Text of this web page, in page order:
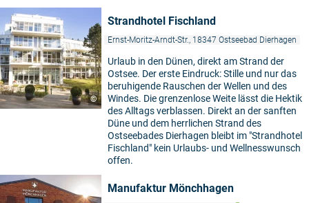
©
Strandhotel Fischland
Ernst-Moritz-Arndt-Str., 18347 Ostseebad Dierhagen
Urlaub in den Dünen, direkt am Strand der
Ostsee. Der erste Eindruck: Stille und nur das
beruhigende Rauschen der Wellen und des
Windes. Die grenzenlose Weite lässt die Hektik
des Alltags verblassen. Direkt an der sanften
Düne und dem herrlichen Strand des
Ostseebades Dierhagen bleibt im "Strandhotel
Fischland" kein Urlaubs- und Wellnesswunsch
offen.
Manufaktur Mönchhagen